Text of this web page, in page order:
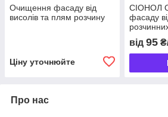
Очищення фасаду від
висолів та плям розчину
Ціну уточнюйте
СІОНОЛ
фасаду
від 95₴/
Про нас